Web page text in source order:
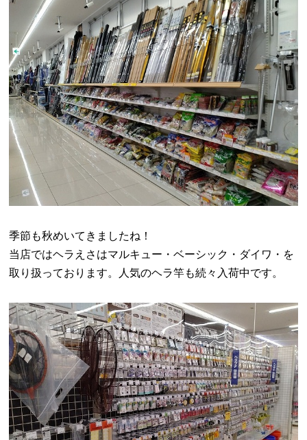
季節も秋めいてきましたね！
当店ではヘラえさはマルキュー・ベーシック・ダイワ・を
取り扱っております。人気のヘラ竿も続々入荷中です。